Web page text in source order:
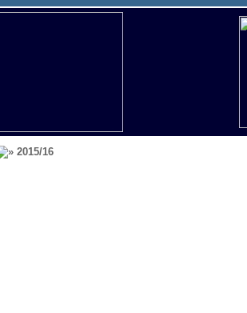
2015/16